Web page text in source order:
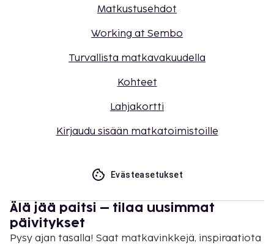
Matkustusehdot
Working at Sembo
Turvallista matkavakuudella
Kohteet
Lahjakortti
Kirjaudu sisään matkatoimistoille
Evästeasetukset
Älä jää paitsi – tilaa uusimmat
päivitykset
Pysy ajan tasalla! Saat matkavinkkejä, inspiraatiota